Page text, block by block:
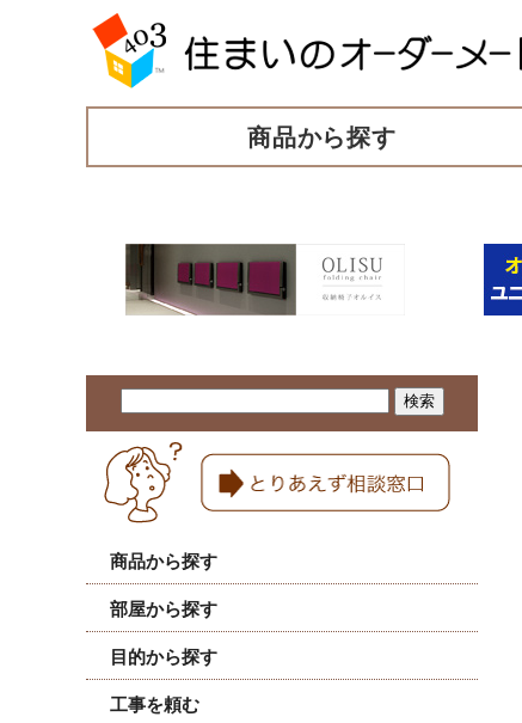
商品から探す
商品から探す
部屋から探す
目的から探す
工事を頼む